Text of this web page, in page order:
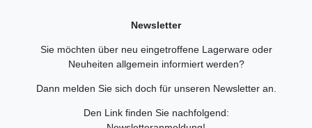
Newsletter
Sie möchten über neu eingetroffene Lagerware oder
Neuheiten allgemein informiert werden?
Dann melden Sie sich doch für unseren Newsletter an.
Den Link finden Sie nachfolgend: